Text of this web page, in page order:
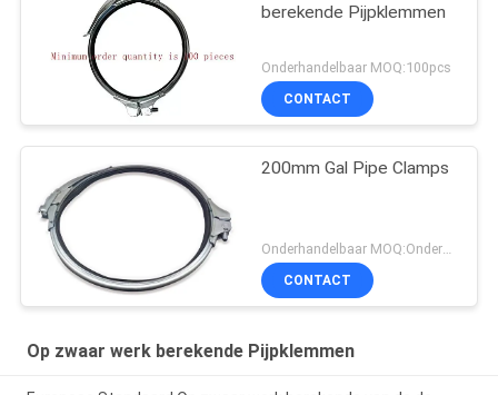
berekende Pijpklemmen
Onderhandelbaar MOQ:100pcs
CONTACT
200mm Gal Pipe Clamps
Onderhandelbaar MOQ:Onderhandeling
CONTACT
Op zwaar werk berekende Pijpklemmen